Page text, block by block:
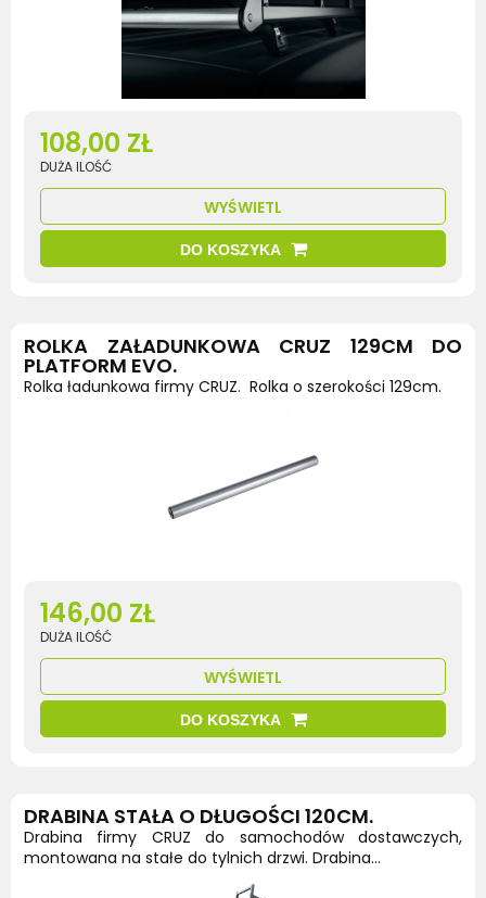
108,00 ZŁ
DUŻA ILOŚĆ
WYŚWIETL
DO KOSZYKA
ROLKA ZAŁADUNKOWA CRUZ 129CM DO
PLATFORM EVO.
Rolka ładunkowa firmy CRUZ. Rolka o szerokości 129cm.
146,00 ZŁ
DUŻA ILOŚĆ
WYŚWIETL
DO KOSZYKA
DRABINA STAŁA O DŁUGOŚCI 120CM.
Drabina firmy CRUZ do samochodów dostawczych,
montowana na stałe do tylnich drzwi. Drabina...